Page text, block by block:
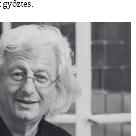
győztes.